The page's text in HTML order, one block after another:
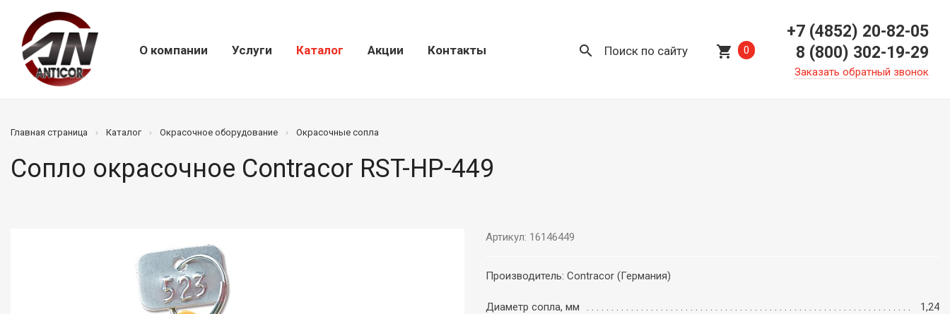
О компании Услуги Каталог Акции Контакты search Поиск по сайту shopping_cart 0
+7 (4852) 20-82-05
8 (800) 302-19-29
Заказать обратный звонок
Главная страница Каталог Окрасочное оборудование Окрасочные сопла
Сопло окрасочное Contracor RST-HP-449
Артикул: 16146449
Производитель: Contracor (Германия)
Диаметр сопла, мм
1,24